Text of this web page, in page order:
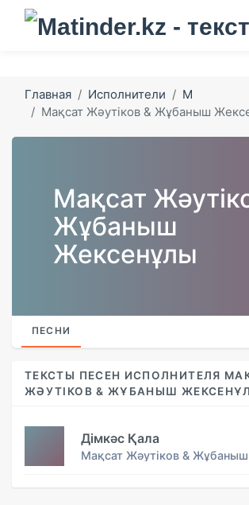
Главная Исполнители
М
Мақсат Жәутіков & Жұбаныш
Мақсат
Жұбаныш
Жексенұлы
ПЕСНИ
ТЕКСТЫ ПЕСЕН ИСПОЛНИТЕЛЯ
ЖӘУТІКОВ & ЖҰБАНЫШ
Дімкәс Қала
Мақсат Жәутіков &